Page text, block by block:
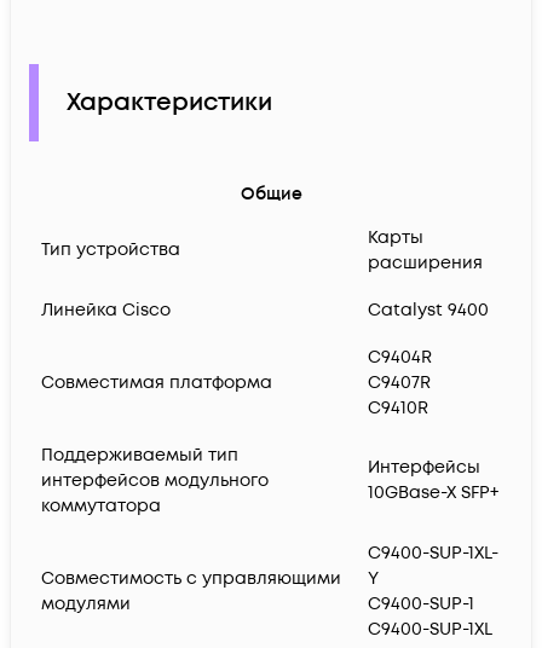
Характеристики
Общие
Тип устройства
Карты
расширения
Линейка Cisco Catalyst 9400
Совместимая платформа
C9404R
C9407R
C9410R
Поддерживаемый тип
интерфейсов модульного
коммутатора
Интерфейсы
10GBase-X SFP+
Совместимость с управляющими
модулями
C9400-SUP-1XL-
Y
C9400-SUP-1
C9400-SUP-1XL